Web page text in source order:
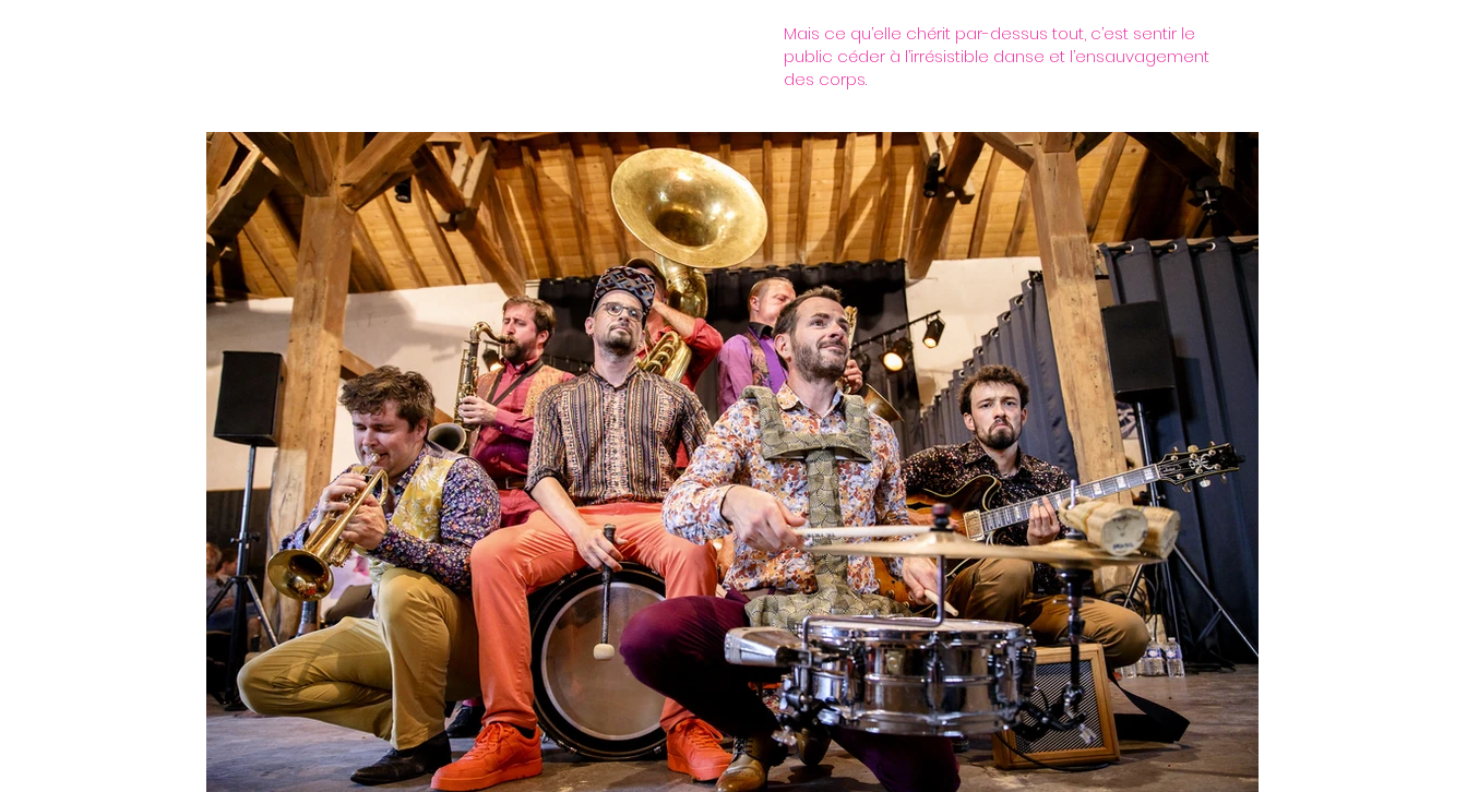
Mais ce qu’elle chérit par-dessus tout, c’est sentir le
public céder à l’irrésistible danse et l’ensauvagement
des corps.
Site de Curios Production